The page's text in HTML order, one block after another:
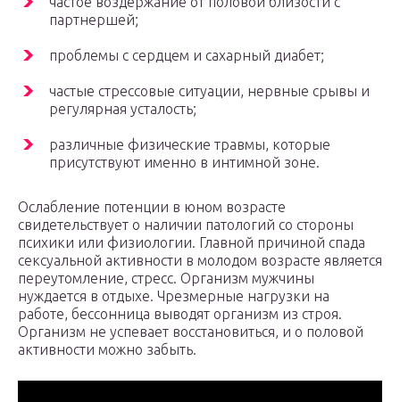
партнершей;
проблемы с сердцем и сахарный диабет;
частые стрессовые ситуации, нервные срывы и
регулярная усталость;
различные физические травмы, которые
присутствуют именно в интимной зоне.
Ослабление потенции в юном возрасте
свидетельствует о наличии патологий со стороны
психики или физиологии. Главной причиной спада
сексуальной активности в молодом возрасте является
переутомление, стресс. Организм мужчины
нуждается в отдыхе. Чрезмерные нагрузки на
работе, бессонница выводят организм из строя.
Организм не успевает восстановиться, и о половой
активности можно забыть.